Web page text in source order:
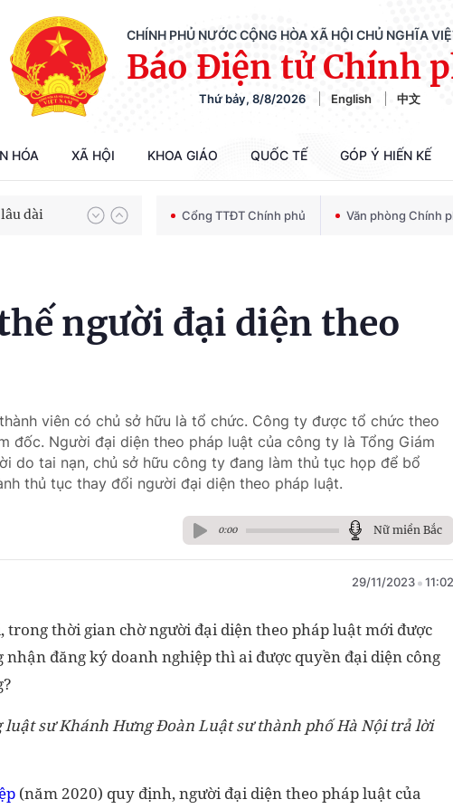
CHÍNH PHỦ NƯỚC CỘNG HÒA XÃ HỘI CHỦ NGHĨA
Báo Điện tử Chính
Thứ bảy, 8/8/2026 English 中文
HÓA XÃ HỘI KHOA GIÁO QUỐC TẾ GÓP Ý HIẾN KẾ
Chiến dịch 500 ngày đêm tìm kiếm, quy tập và xác định danh tính hài cốt liệt sĩ
Bảo vệ nền tảng tư tưởng của Đảng trong kỷ nguyên phát triển mới
dài Cổng TTĐT Chính phủ Văn phòng Chính
người đại diện theo
viên có chủ sở hữu là tổ chức. Công ty được tổ chức theo
đốc. Người đại diện theo pháp luật của công ty là Tổng Giám
do tai nạn, chủ sở hữu công ty đang làm thủ tục họp để bổ
thủ tục thay đổi người đại diện theo pháp luật.
0:00 Nữ miền Bắc
29/11/2023 11:02
trong thời gian chờ người đại diện theo pháp luật mới được
đăng ký doanh nghiệp thì ai được quyền đại diện công
luật sư Khánh Hưng Đoàn Luật sư thành phố Hà Nội trả lời
(năm 2020) quy định, người đại diện theo pháp luật của